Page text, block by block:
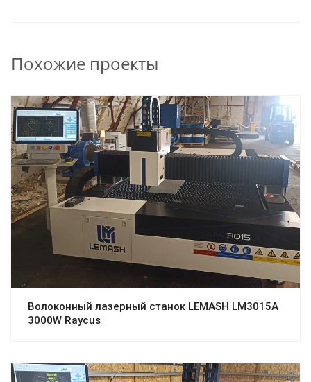
Похожие проекты
Волоконный лазерный станок LEMASH LM3015A
3000W Raycus